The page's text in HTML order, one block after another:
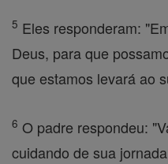
5 Eles responderam:
Deus, para que
que estamos levará ao
6 O padre respondeu:
cuidando de sua